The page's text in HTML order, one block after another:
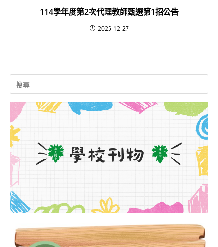
114學年度第2次代理教師甄選第1招公告
2025-12-27
Search
for: